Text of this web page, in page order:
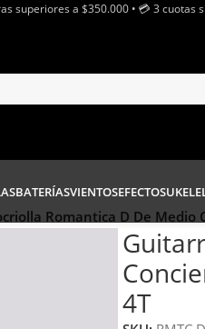
superiores a $350.000 • 💳 3 cuotas
BATERÍASVIENTOSEFECTOS
Romantica D De Medio
4T